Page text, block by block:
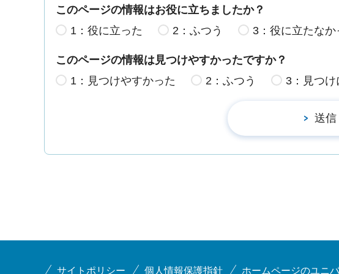
このページの情報はお役に立ちましたか？
1：役に立った
2：ふつう 3：役に立たなか
このページの情報は見つけやすかったですか？
1：見つけやすかった
2：ふつう 3：見つけ
サイトポリシー 個人情報保護指針 ホームページのユニ